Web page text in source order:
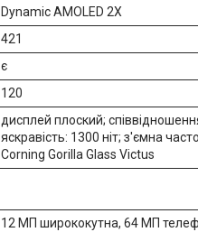
Dynamic AMOLED 2X
421
є
120
дисплей плоский;
яскравість: 1300 ніт; з'ємна
Corning Gorilla Glass Victus
12 МП ширококутна, 64 МП